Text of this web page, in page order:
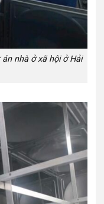
nhà ở xã hội ở Hải